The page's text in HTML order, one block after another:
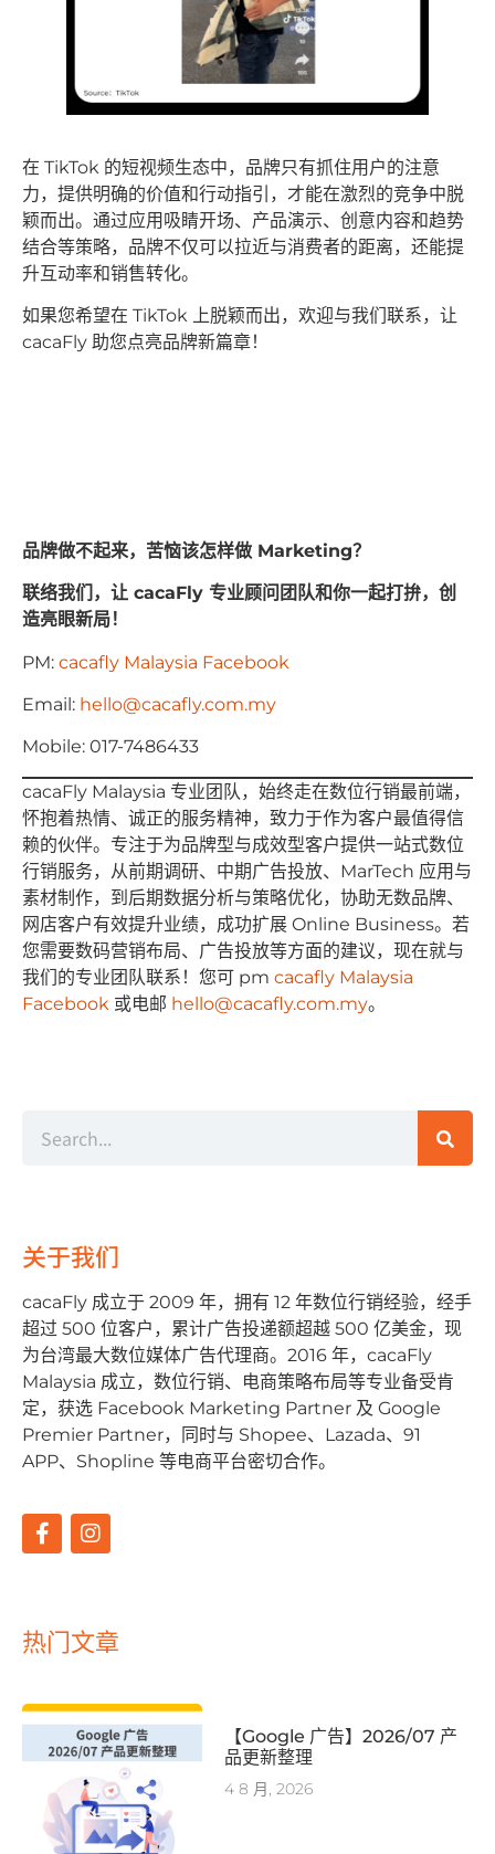
在 TikTok 的短视频生态中，品牌只有抓住用户的注意
力，提供明确的价值和行动指引，才能在激烈的竞争中脱
颖而出。通过应用吸睛开场、产品演示、创意内容和趋势
结合等策略，品牌不仅可以拉近与消费者的距离，还能提
升互动率和销售转化。
如果您希望在 TikTok 上脱颖而出，欢迎与我们联系，让
cacaFly 助您点亮品牌新篇章！
品牌做不起来，苦恼该怎样做 Marketing？
联络我们，让 cacaFly 专业顾问团队和你一起打拚，创
造亮眼新局！
PM: cacafly Malaysia Facebook
Email: hello@cacafly.com.my
Mobile: 017-7486433
cacaFly Malaysia 专业团队，始终⾛在数位⾏销最前端，
怀抱着热情、诚正的服务精神，致⼒于作为客户最值得信
赖的伙伴。专注于为品牌型与成效型客户提供⼀站式数位
⾏销服务，从前期调研、中期⼴告投放、MarTech 应⽤与
素材制作，到后期数据分析与策略优化，协助⽆数品牌、
⽹店客户有效提升业绩，成功扩展 Online Business。若
您需要数码营销布局、⼴告投放等⽅⾯的建议，现在就与
我们的专业团队联系！您可 pm cacafly Malaysia
Facebook 或电邮 hello@cacafly.com.my。
关于我们
cacaFly 成⽴于 2009 年，拥有 12 年数位⾏销经验，经⼿
超过 500 位客户，累计⼴告投递额超越 500 亿美⾦，现
为台湾最⼤数位媒体⼴告代理商。2016 年，cacaFly
Malaysia 成⽴，数位⾏销、电商策略布局等专业备受肯
定，获选 Facebook Marketing Partner 及 Google
Premier Partner，同时与 Shopee、Lazada、91
APP、Shopline 等电商平台密切合作。
热门文章
【Google 广告】2026/07 产
品更新整理
4 8 月, 2026